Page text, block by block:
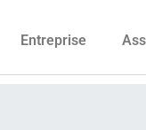
Entreprise